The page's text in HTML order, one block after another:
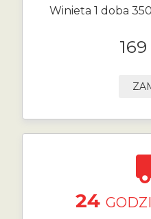
Winieta 1 doba
24